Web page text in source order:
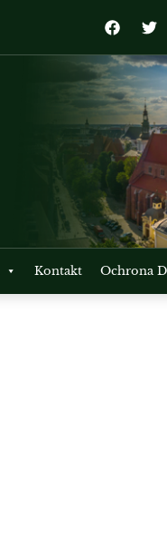
Kontakt Ochrona